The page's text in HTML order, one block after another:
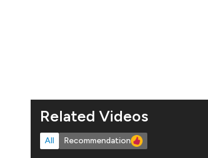
Related Videos
All Recommendation